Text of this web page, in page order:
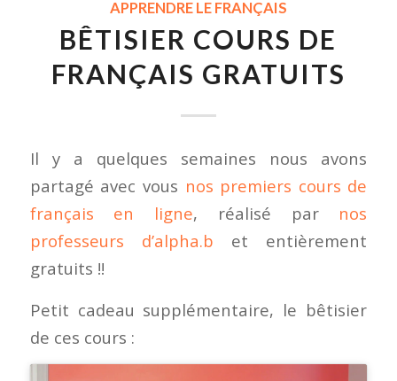
APPRENDRE LE FRANÇAIS
BÊTISIER COURS DE
FRANÇAIS GRATUITS
Il y a quelques semaines nous avons
partagé avec vous nos premiers cours de
français en ligne, réalisé par nos
professeurs d’alpha.b et entièrement
gratuits !!
Petit cadeau supplémentaire, le bêtisier
de ces cours :